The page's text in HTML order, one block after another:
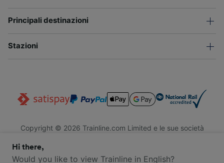
Principali destinazioni
Stazioni
Copyright © 2026 Trainline.com Limited e le sue società
Trainline.com Limited è registrata in Inghilterra e Galles. Società
n. 3846791. Sede legale: 1 Stonecutter St, EC4A 4AH, Londra,
Hi there,
Would you like to view Trainline in English?